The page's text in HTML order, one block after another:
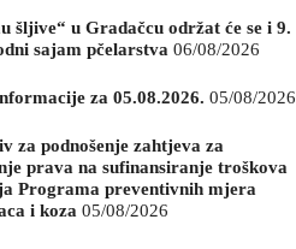
šljive“ u Gradačcu održat će se i 9.
sajam pčelarstva 06/08/2026
za 05.08.2026. 05/08/2026
za podnošenje zahtjeva za
prava na sufinansiranje troškova
Programa preventivnih mjera
i koza 05/08/2026